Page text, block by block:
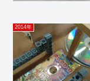
2014年